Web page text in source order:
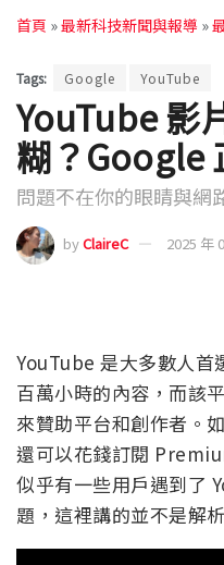
首頁 »最新科技新聞與報導 »
Tags: Google YouTube
YouTube 影
糊？Google
問題不在你的眼睛與網
byClaireC 2025 年
YouTube 是大多數人首
百萬小時的內容，而該
來贊助平台和創作者。
還可以花錢訂閱
似乎有一些用戶遇到了
題，這裡講的並不是解